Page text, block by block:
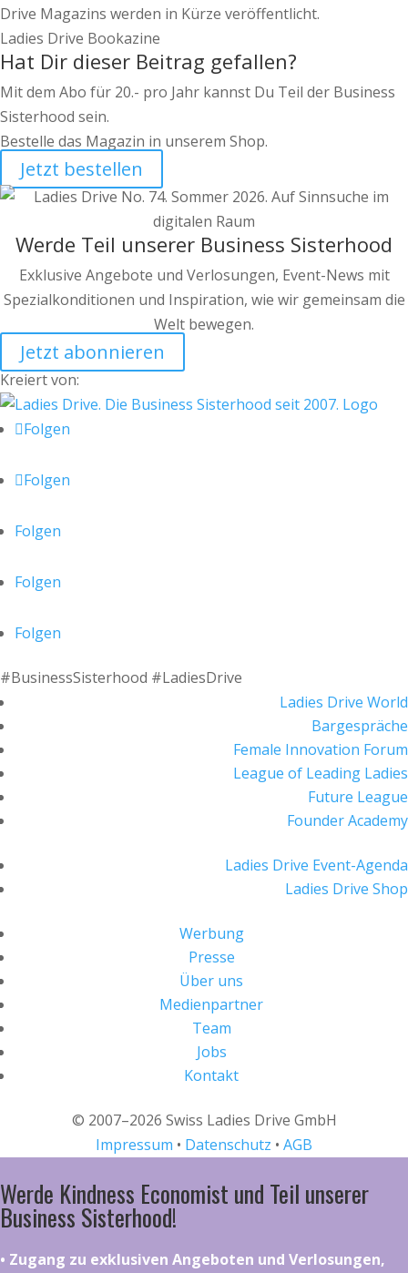
Drive Magazins werden in Kürze veröffentlicht.
Ladies Drive Bookazine
Hat Dir dieser Beitrag gefallen?
Mit dem Abo für 20.- pro Jahr kannst Du Teil der Business
Sisterhood sein.
Bestelle das Magazin in unserem Shop.
Jetzt bestellen
Werde Teil unserer Business Sisterhood
Exklusive Angebote und Verlosungen, Event-News mit
Spezialkonditionen und Inspiration, wie wir gemeinsam die
Welt bewegen.
Jetzt abonnieren
Kreiert von:
Folgen
Folgen
Folgen
Folgen
Folgen
#BusinessSisterhood #LadiesDrive
Ladies Drive World
Bargespräche
Female Innovation Forum
League of Leading Ladies
Future League
Founder Academy
Ladies Drive Event-Agenda
Ladies Drive Shop
Werbung
Presse
Über uns
Medienpartner
Team
Jobs
Kontakt
© 2007–2026 Swiss Ladies Drive GmbH
Impressum • Datenschutz • AGB
Werde Kindness Economist und Teil unserer
Business Sisterhood!
•⁠ ⁠⁠Zugang zu exklusiven Angeboten und Verlosungen,